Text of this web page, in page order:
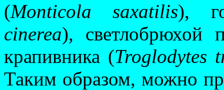
(Monticola saxatilis),
cinerea), светлобрюхой
крапивника (Troglodytes
Таким образом, можно